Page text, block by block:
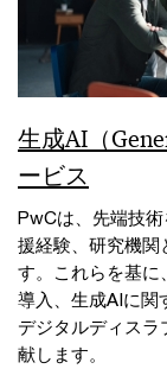
生成AI（
ービス
PwCは、先端技
援経験、研究機関
す。これらを基に
導入、生成AIに関
デジタルディス
献します。